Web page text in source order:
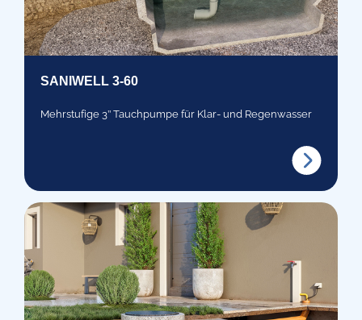
SANIWELL 3-60
Mehrstufige 3’’ Tauchpumpe für Klar- und Regenwasser